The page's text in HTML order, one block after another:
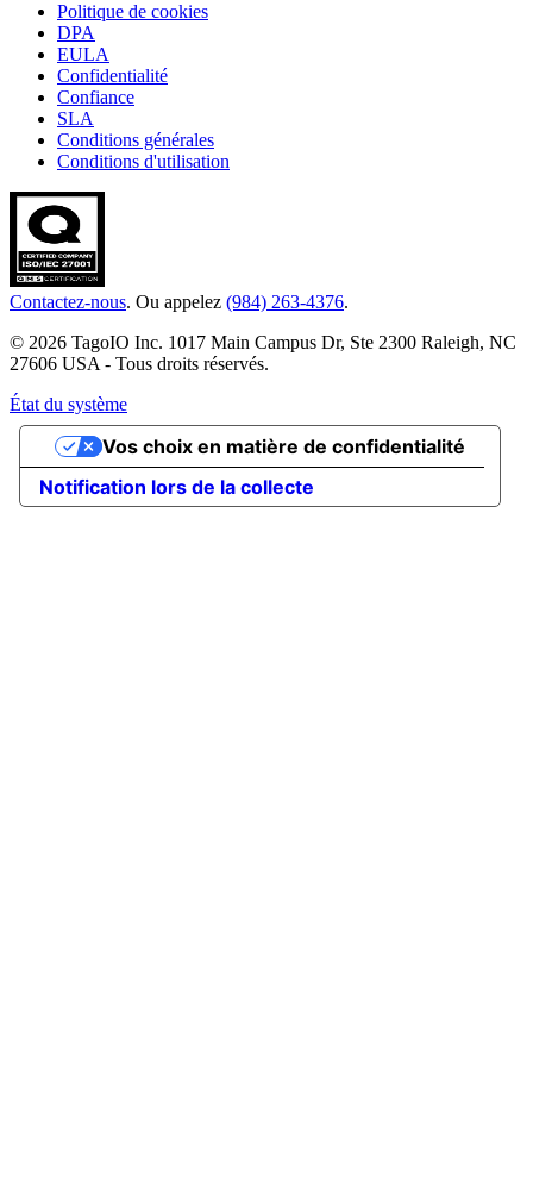
Politique de cookies
DPA
EULA
Confidentialité
Confiance
SLA
Conditions générales
Conditions d'utilisation
Contactez-nous. Ou appelez (984) 263-4376.
© 2026 TagoIO Inc. 1017 Main Campus Dr, Ste 2300 Raleigh, NC
27606 USA - Tous droits réservés.
État du système
Notification lors de la collecte
Vos choix en matière de confidentialité